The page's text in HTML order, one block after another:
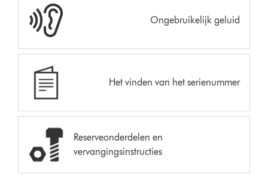
Ongebruikelijk geluid
Het vinden van het serienummer
Reserveonderdelen en
vervangingsinstructies